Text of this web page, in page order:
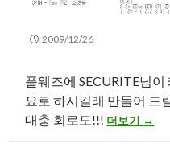
2009/12/26
플웨즈에 SECURITE님
요로 하시길래 만들어 드
대충 회로도!!! K62 튜닝용
더보기 →